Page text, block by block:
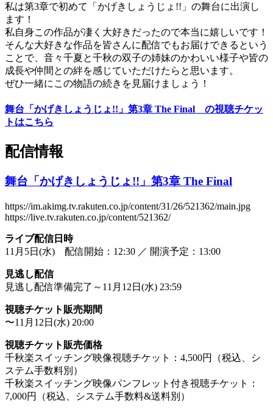
私は第3章で初めて「かげきしょうじょ!!」の舞台に出演し
ます！
私自身この作品が凄く大好きだったので本当に嬉しいです！
そんな大好きな作品を皆さんに配信でもお届けできるという
ことで、音々千夏と千秋の双子の姉妹のかわいい様子や皆の
成長や仲間との絆を感じていただけたらと思います。
ぜひ一緒にこの物語の続きを見届けましょう！
舞台「かげきしょうじょ!!」第3章 The Final の視聴チケッ
トはこちら
配信情報
舞台「かげきしょうじょ!!」第3章 The Final
https://im.akimg.tv.rakuten.co.jp/content/31/26/521362/main.jpg
https://live.tv.rakuten.co.jp/content/521362/
ライブ配信日時
11月5日(水) 配信開始：12:30 ／ 開演予定：13:00
見逃し配信
見逃し配信準備完了～11月12日(水) 23:59
視聴チケット販売期間
〜11月12日(水) 20:00
視聴チケット販売価格
千秋楽スイッチング映像視聴チケット：4,500円（税込、シ
ステム手数料別）
千秋楽スイッチング映像パンフレット付き視聴チケット：
7,000円（税込、システム手数料&送料別）